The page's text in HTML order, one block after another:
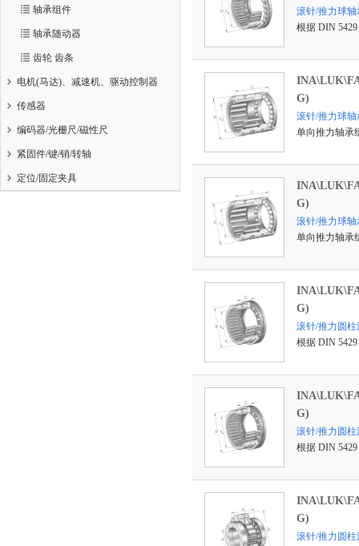
轴承组件
轴承随动器
齿轮 齿条
电机(马达)、减速机、驱动控制器
传感器
编码器/光栅尺/磁性尺
紧固件/键/销/转轴
定位/固定夹具
滚针/推力球
根据 DIN
G)
滚针/推力球
单向推力轴承
G)
滚针/推力球
单向推力轴承
G)
滚针/推力圆
根据 DIN
G)
滚针/推力圆
根据 DIN
G)
滚针/推力圆